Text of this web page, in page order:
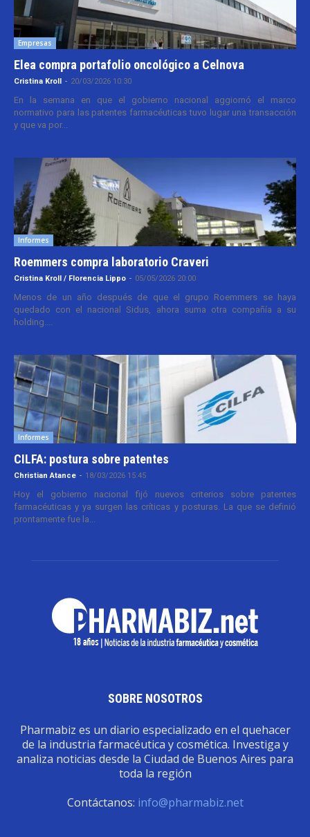
Empresas
Elea compra portafolio oncológico a Celnova
Cristina Kroll - 20/03/2026 10:30
En la semana en que el gobierno nacional aggiornó el marco
normativo para las patentes farmacéuticas tuvo lugar una transacción
y que va por...
Informes
Roemmers compra laboratorio Craveri
Cristina Kroll / Florencia Lippo - 05/05/2026 20:00
Menos de un año después de que el grupo Roemmers se haya
quedado con el nacional Sidus, ahora suma otra compañía a su
holding....
Informes
CILFA: postura sobre patentes
Christian Atance - 18/03/2026 15:45
Hoy el gobierno nacional fijó nuevos criterios sobre patentes
farmacéuticas y ya surgen las críticas y posturas. La que se definió
prontamente fue la...
SOBRE NOSOTROS
Pharmabiz es un diario especializado en el quehacer
de la industria farmacéutica y cosmética. Investiga y
analiza noticias desde la Ciudad de Buenos Aires para
toda la región
Contáctanos: info@pharmabiz.net